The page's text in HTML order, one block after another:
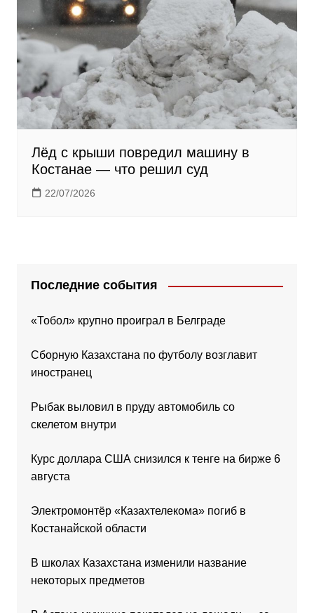
Лёд с крыши повредил машину в
Костанае — что решил суд
22/07/2026
Последние события
«Тобол» крупно проиграл в Белграде
Сборную Казахстана по футболу возглавит
иностранец
Рыбак выловил в пруду автомобиль со
скелетом внутри
Курс доллара США снизился к тенге на бирже 6
августа
Электромонтёр «Казахтелекома» погиб в
Костанайской области
В школах Казахстана изменили название
некоторых предметов